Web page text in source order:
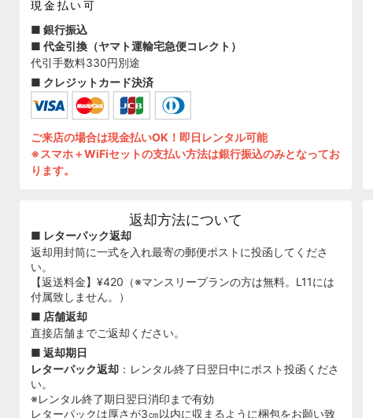
現金払い可
■ 銀行振込
■ 代金引換（ヤマト運輸宅急便コレクト）
代引手数料330円別途
■ クレジットカード決済
ご来店の場合は現金払いOK！即日レンタル可能
※スマホ＋WiFiセットの支払い方法は銀行振込のみとなってお
ります。
返却方法について
■ レターパック返却
返却用封筒に一式を入れ最寄の郵便ポストに投函してくださ
い。
【返送料金】¥420（※マンスリープランの方は無料。L11には
付属致しません。）
■ 店舗返却
直接店舗までご返却ください。
■ 返却期日
レターパック返却 ：レンタル終了日翌日中にポスト投函くださ
い。
※レンタル終了期日翌日消印まで有効
レターパックは厚さが3㎝以内に収まるように梱包をお願い致